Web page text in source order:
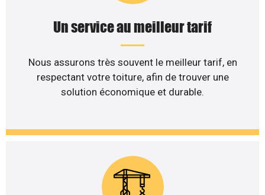
Un service au meilleur tarif
Nous assurons très souvent le meilleur tarif, en
respectant votre toiture, afin de trouver une
solution économique et durable.